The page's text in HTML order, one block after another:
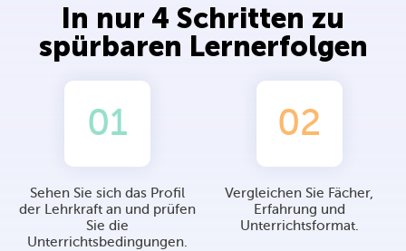
In nur 4 Schritten zu
spürbaren Lernerfolgen
01
Sehen Sie sich das Profil
der Lehrkraft an und prüfen
Sie die
Unterrichtsbedingungen.
02
Vergleichen Sie Fächer,
Erfahrung und
Unterrichtsformat.